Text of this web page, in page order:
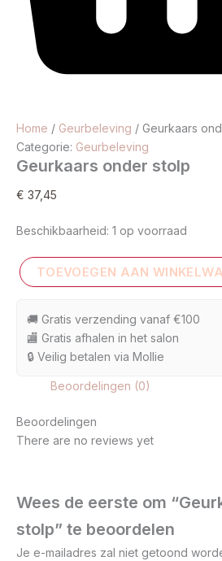
Home / Geurbeleving / Geurkaars
Categorie: Geurbeleving
Geurkaars onder stolp
€ 37,45
Beschikbaarheid: 1 op voorraad
TOEVOEGEN AAN
🚚 Gratis verzending vanaf €100
🏬 Gratis afhalen in het salon
🔒 Veilig betalen via Mollie
Beoordelingen (0)
Beoordelingen
There are no reviews yet
Wees de eerste om
stolp” te beoordelen
Je e-mailadres zal niet getoond